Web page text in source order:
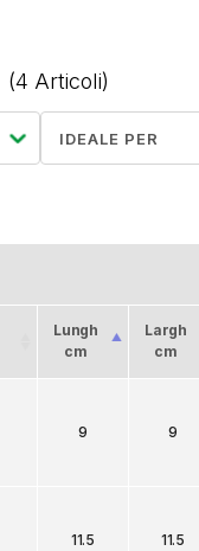
(4 Articoli)
Lungh
cm
Largh
cm
9 9
11.5 11.5